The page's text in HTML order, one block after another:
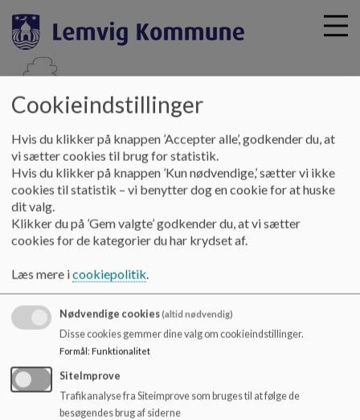
i
Lemtorpskolen
Lemtorpskolen
Nissumvej 10
lemtorpskolen@lemvig.dk
+45 96631365
EAN NR. 5798004690208
Sitemap
Cookie politik
Cookieindstillinger
Hvis du klikker på knappen ’Accepter alle’, godkender du, at
vi sætter cookies til brug for statistik.
Hvis du klikker på knappen ’Kun nødvendige,’ sætter vi ikke
cookies til statistik – vi benytter dog en cookie for at huske
dit valg.
Klikker du på ’Gem valgte’ godkender du, at vi sætter
cookies for de kategorier du har krydset af.
Læs mere icookiepolitik.
Nødvendige cookies(altid nødvendig)
Disse cookies gemmer dine valg om cookieindstillinger.
Formål: Funktionalitet
SiteImprove
Trafikanalyse fra Siteimprove som bruges til at følge de
besøgendes brug af siderne